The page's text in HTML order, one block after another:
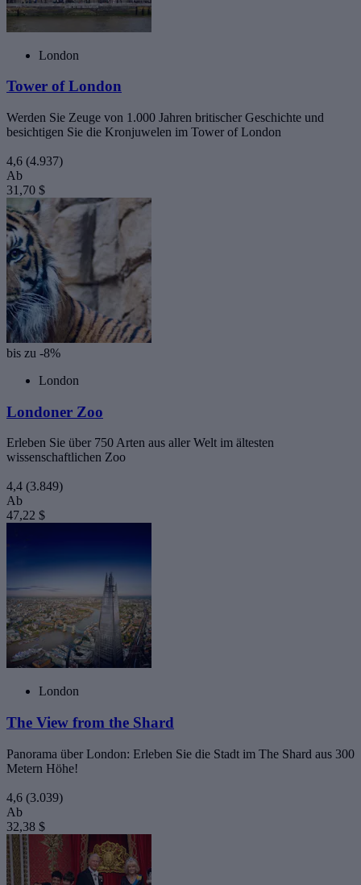
London
Tower of London
Werden Sie Zeuge von 1.000 Jahren britischer Geschichte und
besichtigen Sie die Kronjuwelen im Tower of London
4,6 (4.937)
Ab
31,70 $
bis zu -8%
London
Londoner Zoo
Erleben Sie über 750 Arten aus aller Welt im ältesten
wissenschaftlichen Zoo
4,4 (3.849)
Ab
47,22 $
London
The View from the Shard
Panorama über London: Erleben Sie die Stadt im The Shard aus 300
Metern Höhe!
4,6 (3.039)
Ab
32,38 $